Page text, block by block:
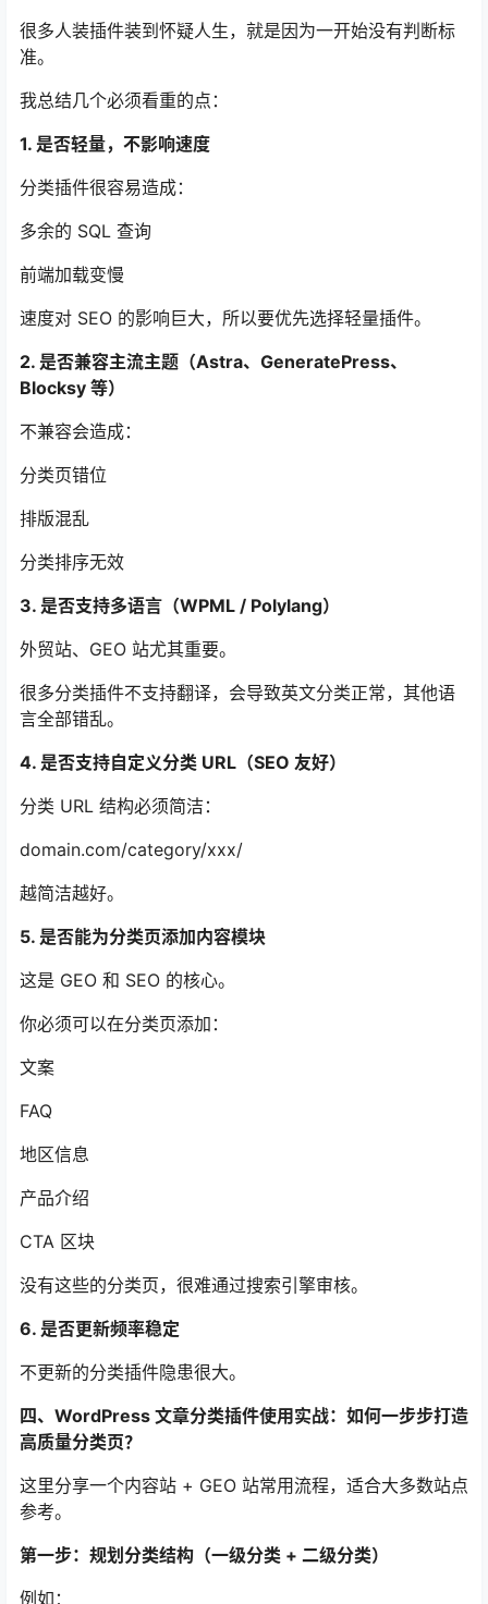
很多人装插件装到怀疑人生，就是因为一开始没有判断标
准。
我总结几个必须看重的点：
1. 是否轻量，不影响速度
分类插件很容易造成：
多余的 SQL 查询
前端加载变慢
速度对 SEO 的影响巨大，所以要优先选择轻量插件。
2. 是否兼容主流主题（Astra、GeneratePress、
Blocksy 等）
不兼容会造成：
分类页错位
排版混乱
分类排序无效
3. 是否支持多语言（WPML / Polylang）
外贸站、GEO 站尤其重要。
很多分类插件不支持翻译，会导致英文分类正常，其他语
言全部错乱。
4. 是否支持自定义分类 URL（SEO 友好）
分类 URL 结构必须简洁：
domain.com/category/xxx/
越简洁越好。
5. 是否能为分类页添加内容模块
这是 GEO 和 SEO 的核心。
你必须可以在分类页添加：
文案
FAQ
地区信息
产品介绍
CTA 区块
没有这些的分类页，很难通过搜索引擎审核。
6. 是否更新频率稳定
不更新的分类插件隐患很大。
四、WordPress 文章分类插件使用实战：如何一步步打造
高质量分类页？
这里分享一个内容站 + GEO 站常用流程，适合大多数站点
参考。
第一步：规划分类结构（一级分类 + 二级分类）
例如：